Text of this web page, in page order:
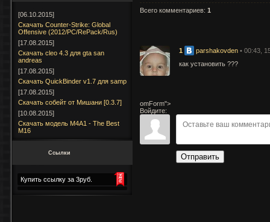
[06.10.2015]
Скачать Counter-Strike: Global
Offensive (2012/PC/RePack/Rus)
[17.08.2015]
Cкачать cleo 4.3 для gta san
andreas
[17.08.2015]
Скачать QuickBinder v1.7 для samp
[17.08.2015]
Скачать собейт от Мишани [0.3.7]
[10.08.2015]
Скачать модель M4A1 - The Best
M16
Ссылки
Купить ссылку за 3руб.
Всего комментариев: 1
1 parshakovden • 00:43,
как установить ???
omForm">
Войдите:
Отправить